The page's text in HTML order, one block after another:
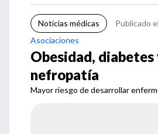
Noticias médicas
Publicado
Asociaciones
Obesidad, diabetes
nefropatía
Mayor riesgo de desarrollar